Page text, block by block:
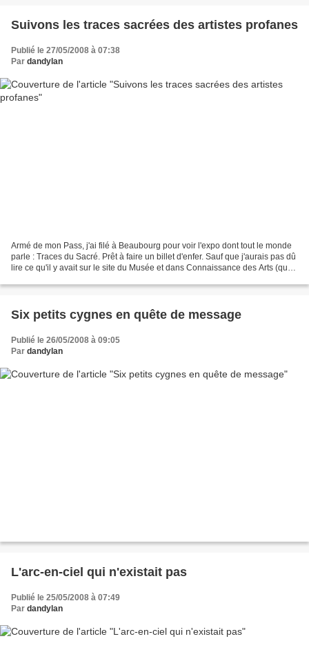
Suivons les traces sacrées des artistes profanes
Publié le 27/05/2008 à 07:38
Par dandylan
Armé de mon Pass, j'ai filé à Beaubourg pour voir l'expo dont tout le monde
parle : Traces du Sacré. Prêt à faire un billet d'enfer. Sauf que j'aurais pas dû
lire ce qu'il y avait sur le site du Musée et dans Connaissance des Arts (que
Six petits cygnes en quête de message
Publié le 26/05/2008 à 09:05
Par dandylan
L'arc-en-ciel qui n'existait pas
Publié le 25/05/2008 à 07:49
Par dandylan